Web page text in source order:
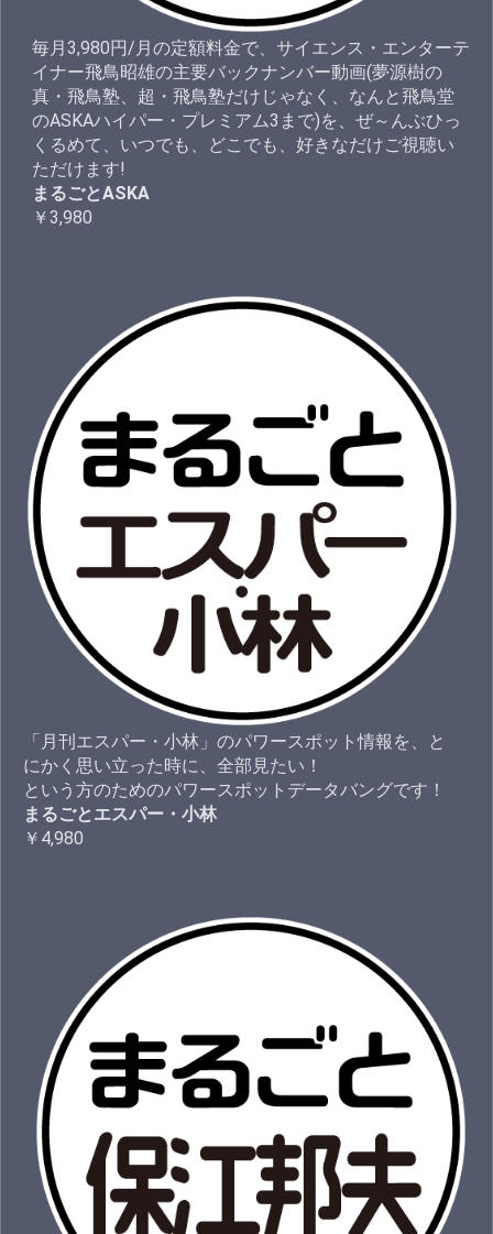
毎月3,980円/月の定額料金で、サイエンス・エンターテ
イナー飛鳥昭雄の主要バックナンバー動画(夢源樹の
真・飛鳥塾、超・飛鳥塾だけじゃなく、なんと飛鳥堂
のASKAハイパー・プレミアム3まで)を、ぜ～んぶひっ
くるめて、いつでも、どこでも、好きなだけご視聴い
ただけます!
まるごとASKA
￥3,980
「月刊エスパー・小林」のパワースポット情報を、と
にかく思い立った時に、全部見たい！
という方のためのパワースポットデータバングです！
まるごとエスパー・小林
￥4,980